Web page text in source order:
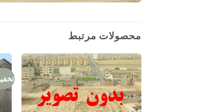
محصولات مرتبط